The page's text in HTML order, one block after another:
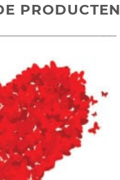
PRODUCTEN